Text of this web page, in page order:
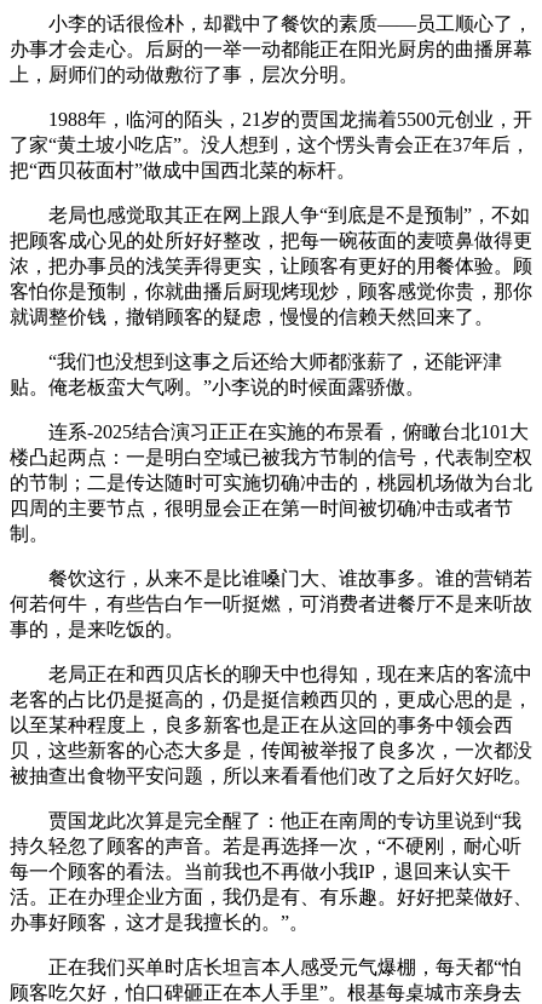
小李的话很俭朴，却戳中了餐饮的素质——员工顺心了，
办事才会走心。后厨的一举一动都能正在阳光厨房的曲播屏幕
上，厨师们的动做敷衍了事，层次分明。
1988年，临河的陌头，21岁的贾国龙揣着5500元创业，开
了家“黄土坡小吃店”。没人想到，这个愣头青会正在37年后，
把“西贝莜面村”做成中国西北菜的标杆。
老局也感觉取其正在网上跟人争“到底是不是预制”，不如
把顾客成心见的处所好好整改，把每一碗莜面的麦喷鼻做得更
浓，把办事员的浅笑弄得更实，让顾客有更好的用餐体验。顾
客怕你是预制，你就曲播后厨现烤现炒，顾客感觉你贵，那你
就调整价钱，撤销顾客的疑虑，慢慢的信赖天然回来了。
“我们也没想到这事之后还给大师都涨薪了，还能评津
贴。俺老板蛮大气咧。”小李说的时候面露骄傲。
连系-2025结合演习正正在实施的布景看，俯瞰台北101大
楼凸起两点：一是明白空域已被我方节制的信号，代表制空权
的节制；二是传达随时可实施切确冲击的，桃园机场做为台北
四周的主要节点，很明显会正在第一时间被切确冲击或者节
制。
餐饮这行，从来不是比谁嗓门大、谁故事多。谁的营销若
何若何牛，有些告白乍一听挺燃，可消费者进餐厅不是来听故
事的，是来吃饭的。
老局正在和西贝店长的聊天中也得知，现在来店的客流中
老客的占比仍是挺高的，仍是挺信赖西贝的，更成心思的是，
以至某种程度上，良多新客也是正在从这回的事务中领会西
贝，这些新客的心态大多是，传闻被举报了良多次，一次都没
被抽查出食物平安问题，所以来看看他们改了之后好欠好吃。
贾国龙此次算是完全醒了：他正在南周的专访里说到“我
持久轻忽了顾客的声音。若是再选择一次，“不硬刚，耐心听
每一个顾客的看法。当前我也不再做小我IP，退回来认实干
活。正在办理企业方面，我仍是有、有乐趣。好好把菜做好、
办事好顾客，这才是我擅长的。”。
正在我们买单时店长坦言本人感受元气爆棚，每天都“怕
顾客吃欠好，怕口碑砸正在本人手里”。根基每桌城市亲身去